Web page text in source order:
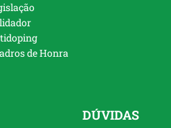
de Honra
DÚVIDAS